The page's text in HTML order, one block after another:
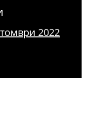
2022